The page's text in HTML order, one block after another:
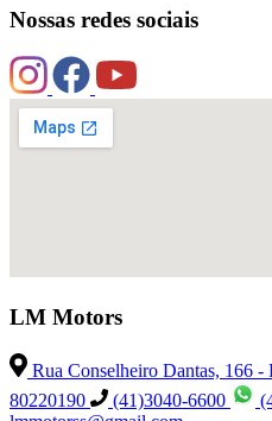
Nossas redes sociais
LM Motors
Rua Conselheiro Dantas, 166
80220190
(41)3040-6600